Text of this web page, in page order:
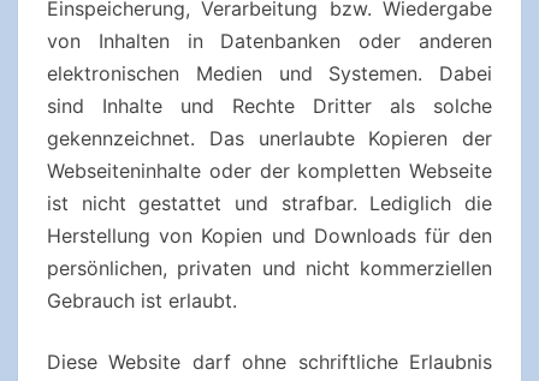
Einspeicherung, Verarbeitung bzw. Wiedergabe
von Inhalten in Datenbanken oder anderen
elektronischen Medien und Systemen. Dabei
sind Inhalte und Rechte Dritter als solche
gekennzeichnet. Das unerlaubte Kopieren der
Webseiteninhalte oder der kompletten Webseite
ist nicht gestattet und strafbar. Lediglich die
Herstellung von Kopien und Downloads für den
persönlichen, privaten und nicht kommerziellen
Gebrauch ist erlaubt.
Diese Website darf ohne schriftliche Erlaubnis